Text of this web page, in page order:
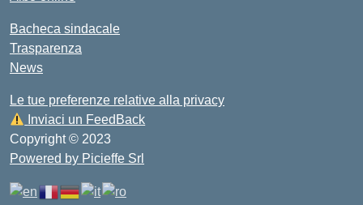
Bacheca sindacale
Trasparenza
News
Le tue preferenze relative alla privacy
Inviaci un FeedBack
Copyright © 2023
Powered by Picieffe Srl